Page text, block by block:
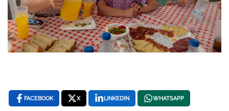
FACEBOOK X LINKEDIN WHATSAPP